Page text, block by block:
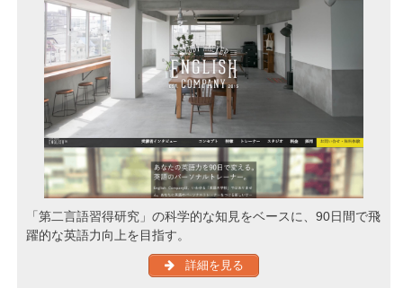
「第二言語習得研究」の科学的な知見をベースに、90日間で飛
躍的な英語力向上を目指す。
詳細を見る